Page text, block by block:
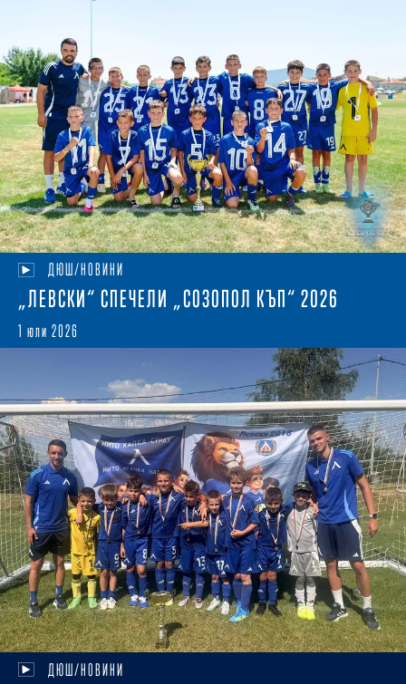
ДЮШ/НОВИНИ
„ЛЕВСКИ“ СПЕЧЕЛИ „СОЗОПОЛ КЪП“ 2026
1 юли 2026
ДЮШ/НОВИНИ